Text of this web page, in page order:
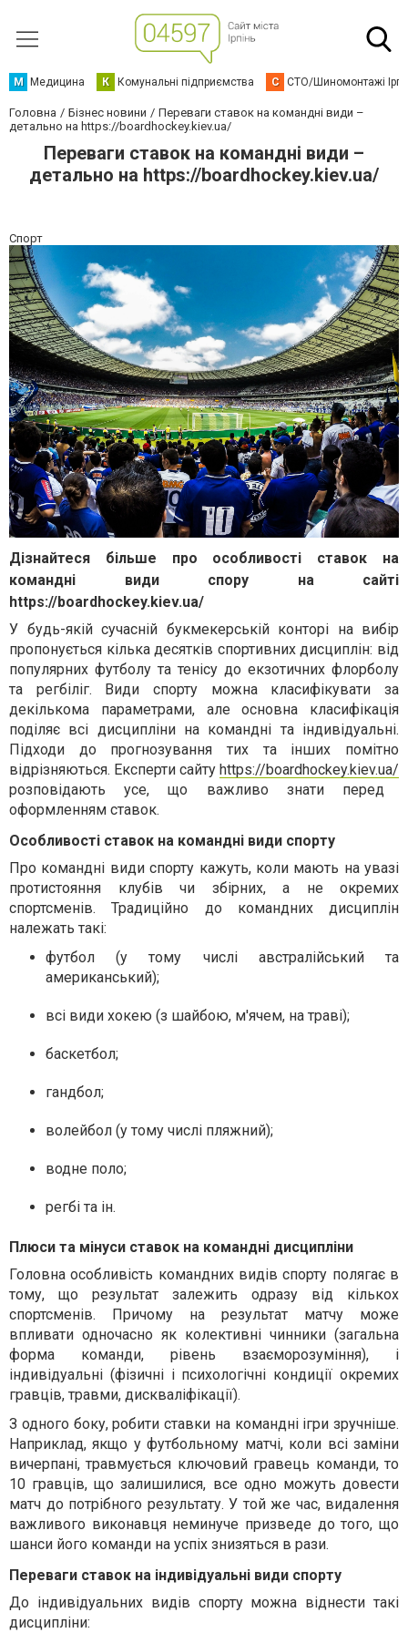
М Медицина К Комунальні підприємства С СТО/Шиномонтажі
Головна Бізнес новини
Переваги ставок на командні види –
детально на https://boardhockey.kiev.ua/
Переваги ставок на командні види –
детально на https://boardhockey.kiev.ua/
Спорт
Дізнайтеся більше про особливості ставок на
командні види спору на сайті
https://boardhockey.kiev.ua/
У будь-якій сучасній букмекерській конторі на вибір
пропонується кілька десятків спортивних дисциплін: від
популярних футболу та тенісу до екзотичних флорболу
та регбіліг. Види спорту можна класифікувати за
декількома параметрами, але основна класифікація
поділяє всі дисципліни на командні та індивідуальні.
Підходи до прогнозування тих та інших помітно
відрізняються. Експерти сайту https://boardhockey.kiev.ua/
розповідають усе, що важливо знати перед
оформленням ставок.
Особливості ставок на командні види спорту
Про командні види спорту кажуть, коли мають на увазі
протистояння клубів чи збірних, а не окремих
спортсменів. Традиційно до командних дисциплін
належать такі:
футбол (у тому числі австралійський та
американський);
всі види хокею (з шайбою, м'ячем, на траві);
баскетбол;
гандбол;
волейбол (у тому числі пляжний);
водне поло;
регбі та ін.
Плюси та мінуси ставок на командні дисципліни
Головна особливість командних видів спорту полягає в
тому, що результат залежить одразу від кількох
спортсменів. Причому на результат матчу може
впливати одночасно як колективні чинники (загальна
форма команди, рівень взаєморозуміння), і
індивідуальні (фізичні і психологічні кондиції окремих
гравців, травми, дискваліфікації).
З одного боку, робити ставки на командні ігри зручніше.
Наприклад, якщо у футбольному матчі, коли всі заміни
вичерпані, травмується ключовий гравець команди, то
10 гравців, що залишилися, все одно можуть довести
матч до потрібного результату. У той же час, видалення
важливого виконавця неминуче призведе до того, що
шанси його команди на успіх знизяться в рази.
Переваги ставок на індивідуальні види спорту
До індивідуальних видів спорту можна віднести такі
дисципліни: